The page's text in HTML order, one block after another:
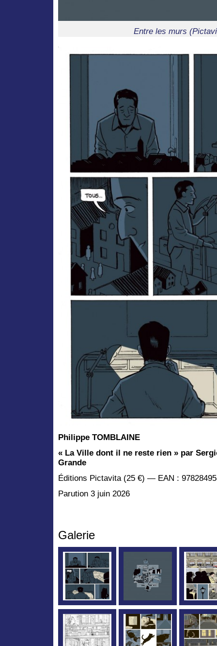
Entre les murs
Philippe TOMBLAINE
« La Ville dont il ne reste rien » par
Grande
Éditions Pictavita (25 €) — EAN :
Parution 3 juin 2026
Galerie